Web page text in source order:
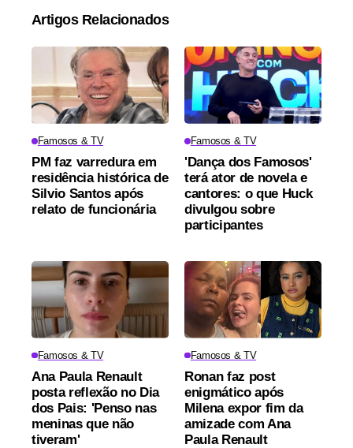
Artigos Relacionados
Famosos & TV
PM faz varredura em
residência histórica de
Silvio Santos após
relato de funcionária
Famosos & TV
'Dança dos Famosos'
terá ator de novela e
cantores: o que Huck
divulgou sobre
participantes
Famosos & TV
Ana Paula Renault
posta reflexão no Dia
dos Pais: 'Penso nas
meninas que não
tiveram'
Famosos & TV
Ronan faz post
enigmático após
Milena expor fim da
amizade com Ana
Paula Renault